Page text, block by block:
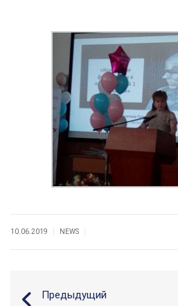
10.06.2019 NEWS
Предыдущий